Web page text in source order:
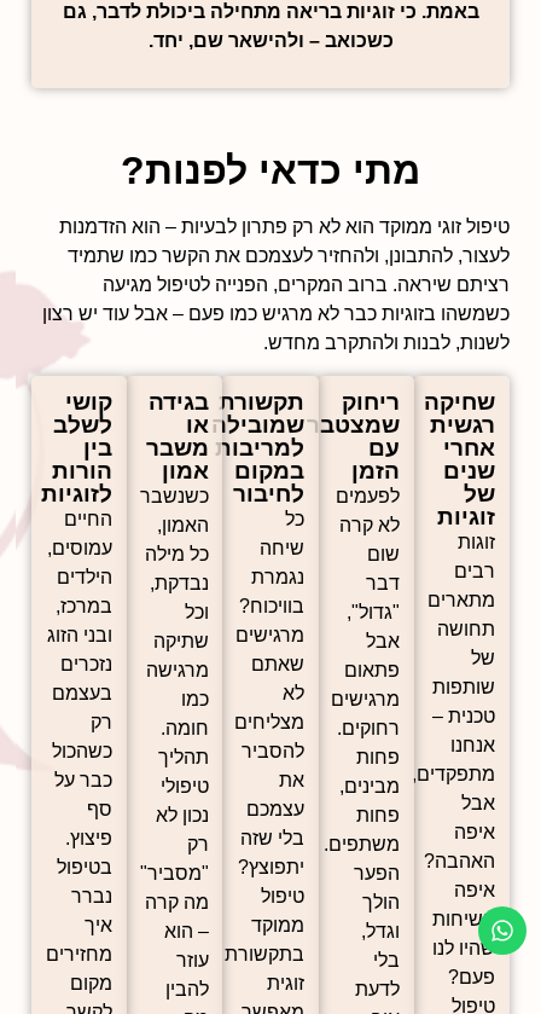
באמת. כי זוגיות בריאה מתחילה ביכולת לדבר, גם
כשכואב – ולהישאר שם, יחד.
מתי כדאי לפנות?
טיפול זוגי ממוקד הוא לא רק פתרון לבעיות – הוא הזדמנות
לעצור, להתבונן, ולהחזיר לעצמכם את הקשר כמו שתמיד
רציתם שיראה. ברוב המקרים, הפנייה לטיפול מגיעה
כשמשהו בזוגיות כבר לא מרגיש כמו פעם – אבל עוד יש רצון
לשנות, לבנות ולהתקרב מחדש.
שחיקה
רגשית
אחרי
שנים
של
זוגיות
זוגות
רבים
מתארים
תחושה
של
שותפות
טכנית –
אנחנו
מתפקדים,
אבל
איפה
האהבה?
איפה
השיחות
שהיו לנו
פעם?
טיפול
ריחוק
שמצטבר
עם
הזמן
לפעמים
לא קרה
שום
דבר
"גדול",
אבל
פתאום
מרגישים
רחוקים.
פחות
מבינים,
פחות
משתפים.
הפער
הולך
וגדל,
בלי
לדעת
תקשורת
שמובילה
למריבות
במקום
לחיבור
כל
שיחה
נגמרת
בוויכוח?
מרגישים
שאתם
לא
מצליחים
להסביר
את
עצמכם
בלי שזה
יתפוצץ?
טיפול
ממוקד
בתקשורת
זוגית
בגידה
או
משבר
אמון
כשנשבר
האמון,
כל מילה
נבדקת,
וכל
שתיקה
מרגישה
כמו
חומה.
תהליך
טיפולי
נכון לא
רק
"מסביר"
מה קרה
– הוא
עוזר
להבין
קושי
לשלב
בין
הורות
לזוגיות
החיים
עמוסים,
הילדים
במרכז,
ובני הזוג
נזכרים
בעצמם
רק
כשהכול
כבר על
סף
פיצוץ.
בטיפול
נברר
איך
מחזירים
מקום